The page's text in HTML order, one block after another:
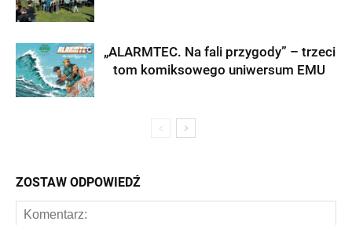
„ALARMTEC. Na fali przygody” – trzeci
tom komiksowego uniwersum EMU
ZOSTAW ODPOWIEDŹ